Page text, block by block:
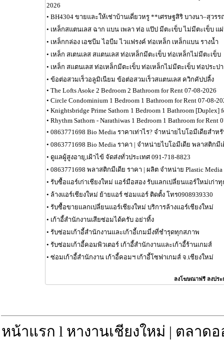
2026
• BH4304 ขายและให้เช่าบ้านเดี่ยวหรู **เศรษฐสิริ บางนา–สุวร
• เหล็กสแตนเลส ฉาก แบน เพลา ท่อ แป๊ป มีตะเข็บ ไม่มีตะเข็บ แ
• เหล็กกล่อง เอชบีม ไอบีม ไวแฟรงค์ ท่อเหล็ก เหล็กแบน รางน้ำ
• เหล็ก สเตนเลส สแตนเลส ท่อเหล็กมีตะเข็บ ท่อเหล็กไม่มีตะเข็บ
• เหล็ก สแตนเลส ท่อเหล็กมีตะเข็บ ท่อเหล็กไม่มีตะเข็บ ท่อประปา
• ข้อต่อสวมเร็วอลูมิเนียม ข้อต่อสวมเร็วสแตนเลส ควิกคัปปลิ้ง
• The Lofts Asoke 2 Bedroom 2 Bathroom for Rent 07-08-2026
• Circle Condominium 1 Bedroom 1 Bathroom for Rent 07-08-
• Knightsbridge Prime Sathorn 1 Bedroom 1 Bathroom [Duplex]
• Rhythm Sathorn - Narathiwas 1 Bedroom 1 Bathroom for Rent
• 0863771698 Bio Media ราคาเท่าไร? จำหน่ายไบโอมีเดียสำห
• 0863771698 Bio Media ราคา | จำหน่ายไบโอมีเดีย พลาสติกมี
• ดูแลผู้สูงอายุ,เฝ้าไข้ จัดส่งทั่วประเทศ 091-718-8823
• 0863771698 พลาสติกมีเดีย ราคา | ผลิต จำหน่าย Plastic Media
• รับซื้อแอร์เก่าเชียงใหม่ แอร์มือสอง รับแลกเปลี่ยนแอร์ใหม่เก่า
• ล้างแอร์เชียงใหม่ ย้ายแอร์ ซ่อมแอร์ ติดตั้ง โทร0908939330
• รับซื้อขายแลกเปลี่ยนแอร์เชียงใหม่ บริการล้างแอร์เชียงใหม่
• เก้าอี้สำนักงานเสียซ่อมได้ครับ อย่าทิ้ง
• รับซ่อมเก้าอี้สำนักงานและเก้าอี้เกมมี่งที่ชำรุดทุกสภาพ
• รับซ่อมเก้าอี้คอมพิวเตอร์ เก้าอี้สำนักงานและเก้าอี้ร้านเกมส์
• ซ่อมเก้าอี้สำนักงาน เก้าอี้คอมฯ เก้าอี้โซฟาเกมส์ จ.เชียงใหม่
ลงโฆษณาฟรี ลงประ
หน้าแรก l หางานเชียงใหม่ | ตลาด